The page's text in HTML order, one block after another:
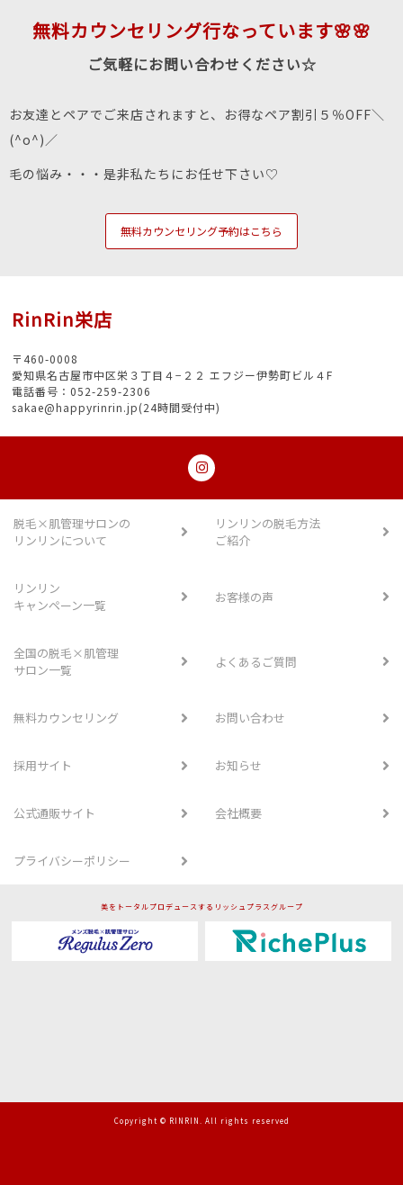
無料カウンセリング行なっています🌸🌸
ご気軽にお問い合わせください☆
お友達とペアでご来店されますと、お得なペア割引５％OFF＼
(^o^)／
毛の悩み・・・是非私たちにお任せ下さい♡
無料カウンセリング予約はこちら
RinRin栄店
〒460-0008
愛知県名古屋市中区栄３丁目４−２２ エフジー伊勢町ビル４F
電話番号：052-259-2306
sakae@happyrinrin.jp(24時間受付中)
脱毛×肌管理サロンの
リンリンについて
リンリンの脱毛方法
ご紹介
リンリン
キャンペーン一覧
お客様の声
全国の脱毛×肌管理
サロン一覧
よくあるご質問
無料カウンセリング お問い合わせ
採用サイト お知らせ
公式通販サイト 会社概要
プライバシーポリシー
美をトータルプロデュースするリッシュプラスグループ
Copyright © RINRIN. All rights reserved